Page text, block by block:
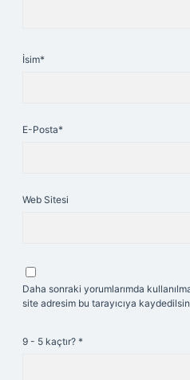
İsim*
E-Posta*
Web Sitesi
Daha sonraki yorumlarımda
site adresim bu tarayıcıya
9 - 5 kaçtır? *